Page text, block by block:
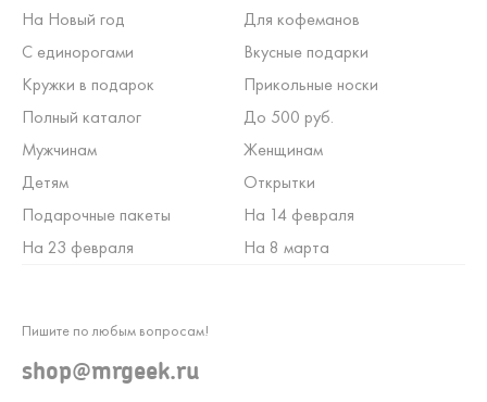
На Новый год
Для кофеманов
С единорогами
Вкусные подарки
Кружки в подарок
Прикольные носки
Полный каталог
До 500 руб.
Мужчинам
Женщинам
Детям
Открытки
Подарочные пакеты
На 14 февраля
На 23 февраля
На 8 марта
Пишите по любым вопросам!
shop@mrgeek.ru